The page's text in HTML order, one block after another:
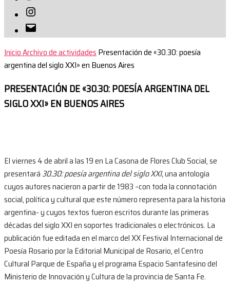
Instagram
Correo
electrónico
InicioArchivo de actividadesPresentación de «30.30: poesía
argentina del siglo XXI» en Buenos Aires
PRESENTACIÓN DE «30.30: POESÍA ARGENTINA DEL
SIGLO XXI» EN BUENOS AIRES
El viernes 4 de abril a las 19 en La Casona de Flores Club Social, se
presentará30.30: poesía argentina del siglo XXI,una antología
cuyos autores nacieron a partir de 1983 –con toda la connotación
social, política y cultural que este número representa para la historia
argentina- y cuyos textos fueron escritos durante las primeras
décadas del siglo XXI en soportes tradicionales o electrónicos. La
publicación fue editada en el marco del XX Festival Internacional de
Poesía Rosario por la Editorial Municipal de Rosario, el Centro
Cultural Parque de España y el programa Espacio Santafesino del
Ministerio de Innovación y Cultura de la provincia de Santa Fe.